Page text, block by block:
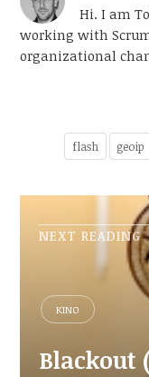
Hi. I am
working with
organizational
flash geoip
NEXT READING
KINO
Blackout